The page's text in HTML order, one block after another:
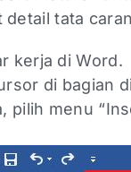
tata
kerja di Word.
di bagian
pilih menu